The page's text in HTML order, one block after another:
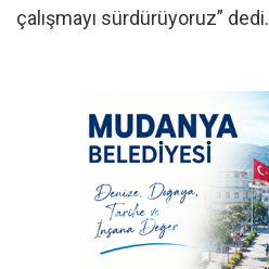
çalışmayı sürdürüyoruz” dedi.